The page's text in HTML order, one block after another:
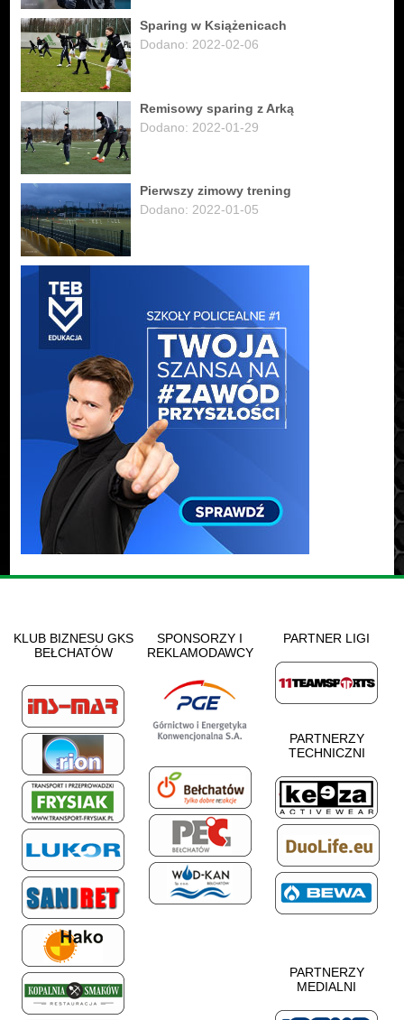
Sparing w Książenicach
Dodano: 2022-02-06
Remisowy sparing z Arką
Dodano: 2022-01-29
Pierwszy zimowy trening
Dodano: 2022-01-05
KLUB BIZNESU GKS
BEŁCHATÓW
SPONSORZY I
REKLAMODAWCY
PARTNER LIGI
PARTNERZY
TECHNICZNI
PARTNERZY
MEDIALNI